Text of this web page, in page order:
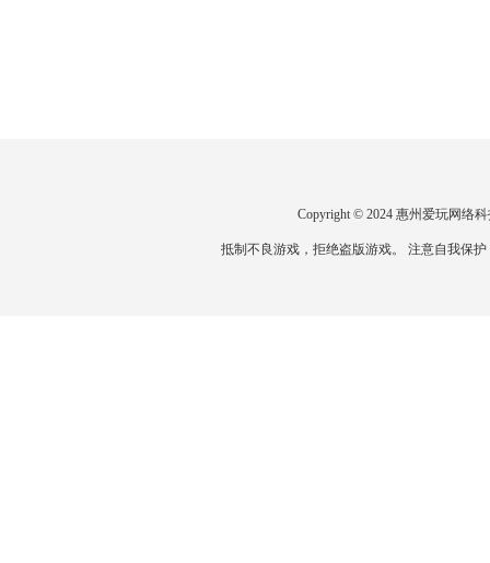
Copyright © 2024 惠州爱玩网络
抵制不良游戏，拒绝盗版游戏。 注意自我保